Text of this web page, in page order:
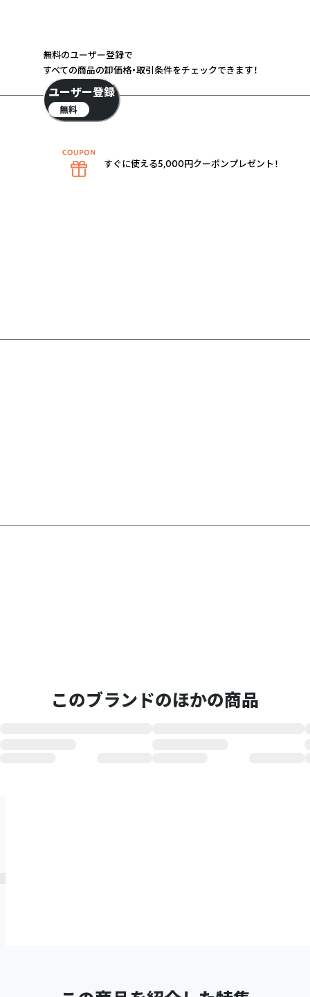
このブランドのほかの商品
無料のユーザー登録で
すべての商品の卸価格・取引条件をチェックできます！
ユーザー登録
無料
すぐに使える5,000円クーポンプレゼント！